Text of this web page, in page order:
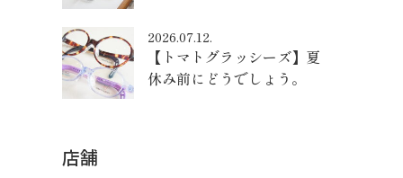
2026.07.12.
【トマトグラッシーズ】夏
休み前にどうでしょう。
店舗